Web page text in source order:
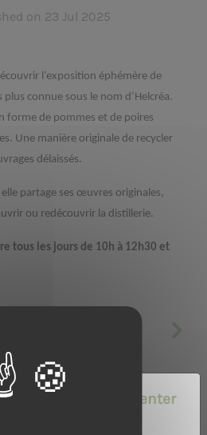
drinking age to enter
on 23 Jul 2025
l’exposition éphémère de
plus connue sous le nom d’Helcréa.
forme de pommes et de poires
Une manière originale de recycler
délaissés.
partage ses œuvres originales,
ou redécouvrir la distillerie.
tous les jours de 10h à 12h30 et